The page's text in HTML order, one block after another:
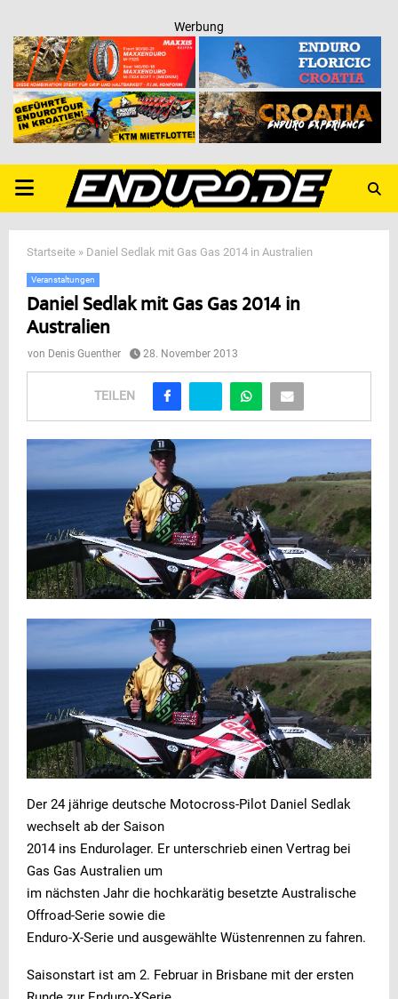
Werbung
PRIMARY
MENU
Startseite » Daniel Sedlak mit Gas Gas 2014 in Australien
Veranstaltungen
Daniel Sedlak mit Gas Gas 2014 in
Australien
von Denis Guenther 28. November 2013
TEILEN
Der 24 jährige deutsche Motocross-Pilot Daniel Sedlak
wechselt ab der Saison
2014 ins Endurolager. Er unterschrieb einen Vertrag bei
Gas Gas Australien um
im nächsten Jahr die hochkarätig besetzte Australische
Offroad-Serie sowie die
Enduro-X-Serie und ausgewählte Wüstenrennen zu fahren.
Saisonstart ist am 2. Februar in Brisbane mit der ersten